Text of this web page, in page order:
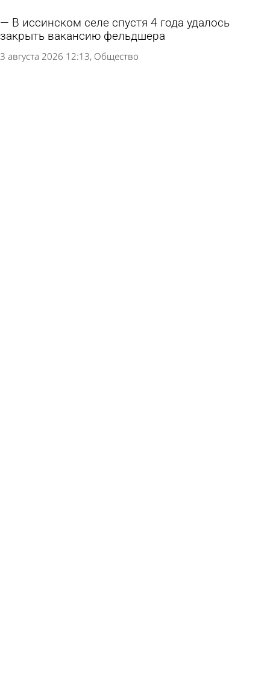
В иссинском селе спустя 4 года удалось
закрыть вакансию фельдшера
3 августа 2026 12:13 Общество